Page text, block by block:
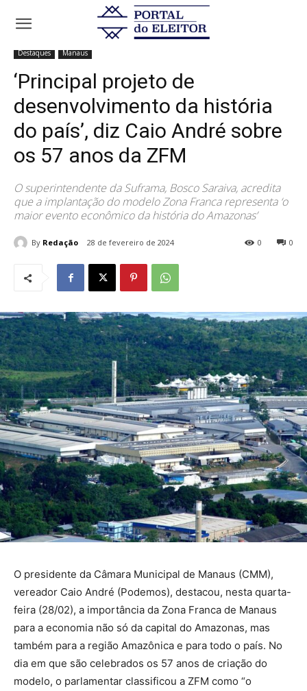
Início
‘Principal projeto de desenvolvimento da história
do país’, diz Caio André sobre...
Destaques Manaus
‘Principal projeto de
desenvolvimento da história
do país’, diz Caio André sobre
os 57 anos da ZFM
O superintendente da Suframa, Bosco Saraiva, acredita
que a implantação do modelo Zona Franca representa ‘o
maior evento econômico da história do Amazonas’
By Redação 28 de fevereiro de 2024 0
0
O presidente da Câmara Municipal de Manaus (CMM),
vereador Caio André (Podemos), destacou, nesta quarta-
feira (28/02), a importância da Zona Franca de Manaus
para a economia não só da capital do Amazonas, mas
também para a região Amazônica e para todo o país. No
dia em que são celebrados os 57 anos de criação do
modelo, o parlamentar classificou a ZFM como “o